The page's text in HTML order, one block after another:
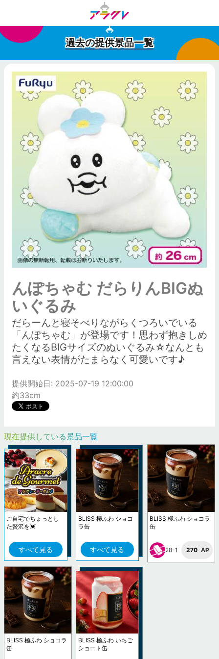
過去の提供景品一覧
んぽちゃむ だらりんBIGぬ
いぐるみ
だらーんと寝そべりながらくつろいでいる
「んぽちゃむ」が登場です！思わず抱きしめ
たくなるBIGサイズのぬいぐるみ☆なんとも
言えない表情がたまらなく可愛いです♪
提供開始日: 2025-07-19 12:00:00
約33cm
現在提供している景品一覧
ご自宅でちょっとし
た贅沢を💓
すべて見る
BLISS 極ふわ ショコ
ラ缶
すべて見る
BLISS 極ふわ ショコラ
缶
28-1 270 AP
BLISS 極ふわ ショコラ
缶
BLISS 極ふわ いちご
ショート缶